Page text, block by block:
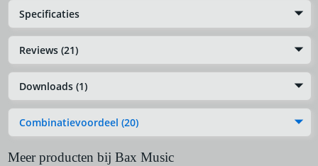
Specificaties
Reviews (21)
Downloads (1)
Combinatievoordeel (20)
Meer producten bij Bax Music